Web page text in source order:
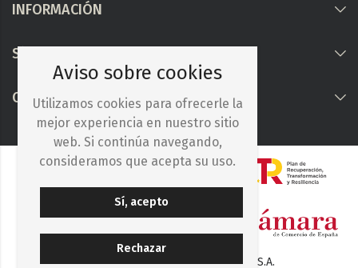
INFORMACIÓN
Síguenos
COLABORAMOS CON
© 2025. Iberocelulosa Madrileña, S.A.
Aviso sobre cookies
Utilizamos cookies para ofrecerle la
mejor experiencia en nuestro sitio
web. Si continúa navegando,
consideramos que acepta su uso.
Sí, acepto
Rechazar